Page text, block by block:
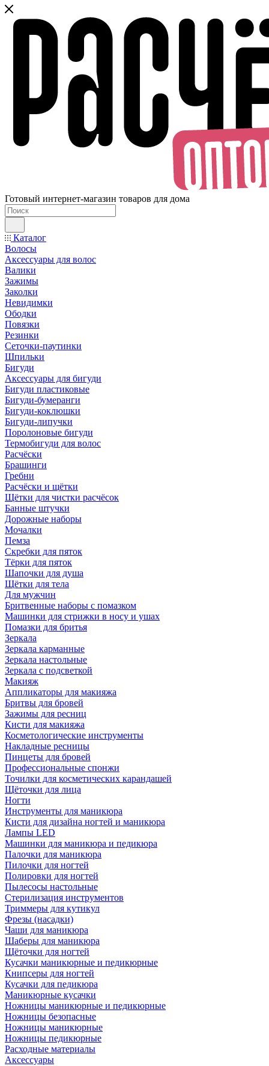
Готовый интернет-магазин товаров для дома
Каталог
Волосы
Аксессуары для волос
Валики
Зажимы
Заколки
Невидимки
Ободки
Повязки
Резинки
Сеточки-паутинки
Шпильки
Бигуди
Аксессуары для бигуди
Бигуди пластиковые
Бигуди-бумеранги
Бигуди-коклюшки
Бигуди-липучки
Поролоновые бигуди
Термобигуди для волос
Расчёски
Брашинги
Гребни
Расчёски и щётки
Щётки для чистки расчёсок
Банные штучки
Дорожные наборы
Мочалки
Пемза
Скребки для пяток
Тёрки для пяток
Шапочки для душа
Щётки для тела
Для мужчин
Бритвенные наборы с помазком
Машинки для стрижки в носу и ушах
Помазки для бритья
Зеркала
Зеркала карманные
Зеркала настольные
Зеркала с подсветкой
Макияж
Аппликаторы для макияжа
Бритвы для бровей
Зажимы для ресниц
Кисти для макияжа
Косметологические инструменты
Накладные ресницы
Пинцеты для бровей
Профессиональные спонжи
Точилки для косметических карандашей
Щёточки для лица
Ногти
Инструменты для маникюра
Кисти для дизайна ногтей и маникюра
Лампы LED
Машинки для маникюра и педикюра
Палочки для маникюра
Пилочки для ногтей
Полировки для ногтей
Пылесосы настольные
Стерилизация инструментов
Триммеры для кутикул
Фрезы (насадки)
Чаши для маникюра
Шаберы для маникюра
Щёточки для ногтей
Кусачки маникюрные и педикюрные
Книпсеры для ногтей
Кусачки для педикюра
Маникюрные кусачки
Ножницы маникюрные и педикюрные
Ножницы безопасные
Ножницы маникюрные
Ножницы педикюрные
Расходные материалы
Аксессуары